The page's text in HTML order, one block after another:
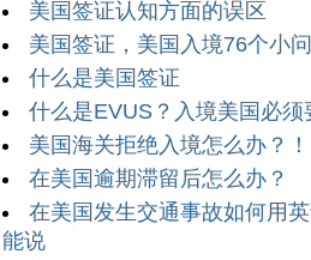
美国签证认知方面的误区
美国签证，美国入境76个小
什么是美国签证
什么是EVUS？入境美国必须
美国海关拒绝入境怎么办？！
在美国逾期滞留后怎么办？
在美国发生交通事故如何用
能说